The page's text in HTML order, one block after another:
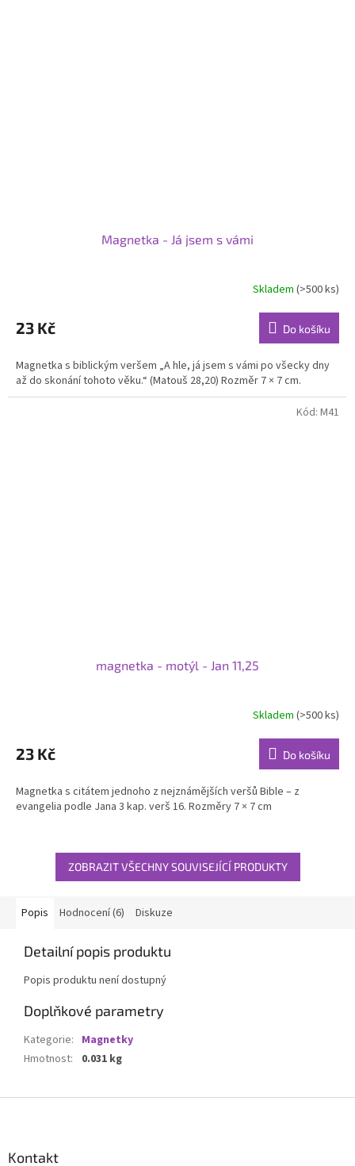
Magnetka - Já jsem s vámi
Skladem (>500 ks)
23 Kč Do košíku
Magnetka s biblickým veršem „A hle, já jsem s vámi po všecky dny
až do skonání tohoto věku.“ (Matouš 28,20) Rozměr 7 × 7 cm.
magnetka - motýl - Jan 11,25
Skladem (>500 ks)
23 Kč Do košíku
Magnetka s citátem jednoho z nejznámějších veršů Bible – z
evangelia podle Jana 3 kap. verš 16. Rozměry 7 × 7 cm
Kód: M41
ZOBRAZIT VŠECHNY SOUVISEJÍCÍ PRODUKTY
Popis Hodnocení (6) Diskuze
Detailní popis produktu
Popis produktu není dostupný
Doplňkové parametry
Kategorie: Magnetky
Hmotnost: 0.031 kg
Kontakt